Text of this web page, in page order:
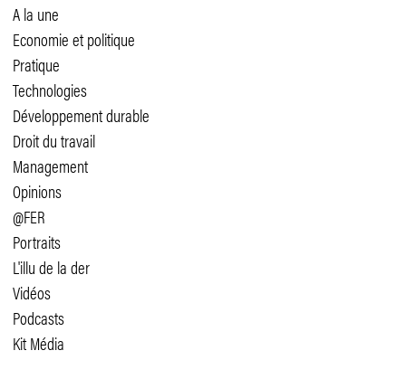
A la une
Economie et politique
Pratique
Technologies
Développement durable
Droit du travail
Management
Opinions
@FER
Portraits
L'illu de la der
Vidéos
Podcasts
Kit Média